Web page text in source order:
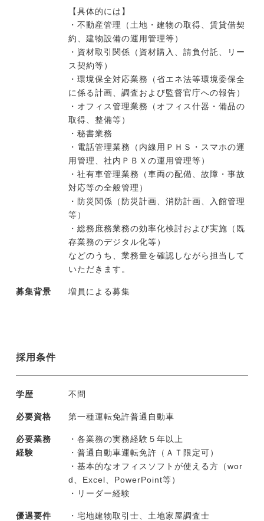
今すぐ転職をお考えの方
中長期で転職をお考えの方
【具体的には】
・不動産管理（土地・建物の取得、賃貸借契
約、建物設備の運用管理等）
・資材取引関係（資材購入、請負付託、リー
ス契約等）
・環境保全対応業務（省エネ法等環境委保全
に係る計画、調査および監督官庁への報告）
・オフィス管理業務（オフィス什器・備品の
取得、整備等）
・秘書業務
・電話管理業務（内線用ＰＨＳ・スマホの運
用管理、社内ＰＢＸの運用管理等）
・社有車管理業務（車両の配備、故障・事故
対応等の全般管理）
・防災関係（防災計画、消防計画、入館管理
等）
・総務庶務業務の効率化検討および実施（既
存業務のデジタル化等）
などのうち、業務量を確認しながら担当して
いただきます。
募集背景 増員による募集
採用条件
学歴 不問
必要資格 第一種運転免許普通自動車
必要業務
経験
・各業務の実務経験５年以上
・普通自動車運転免許（ＡＴ限定可）
・基本的なオフィスソフトが使える方（wor
d、Excel、PowerPoint等）
・リーダー経験
優遇要件
・宅地建物取引士、土地家屋調査士